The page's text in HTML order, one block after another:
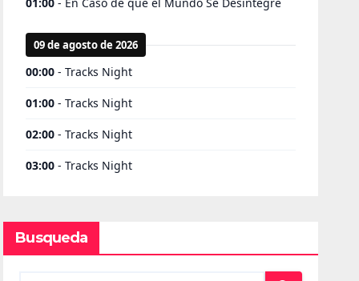
Busqueda